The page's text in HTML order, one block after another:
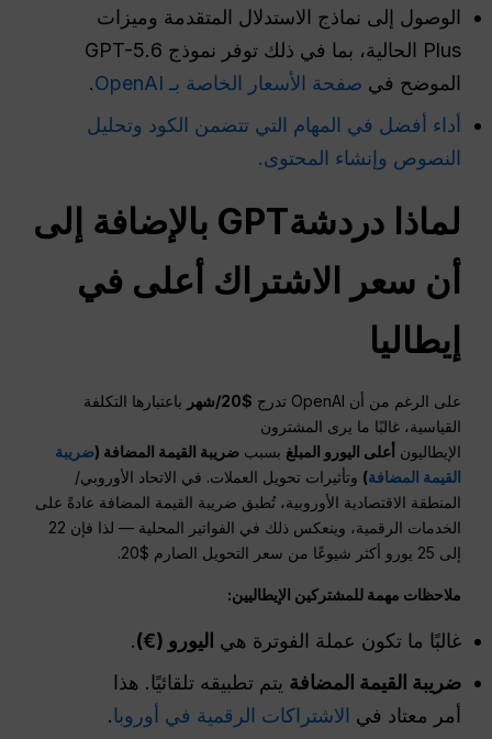
الوصول إلى نماذج الاستدلال المتقدمة وميزات
Plus الحالية، بما في ذلك توفر نموذج GPT-5.6
الموضح في صفحة الأسعار الخاصة بـ OpenAI
.
أداء أفضل في المهام التي تتضمن الكود وتحليل
النصوص وإنشاء المحتوى.
لماذادردشةGPT
بالإضافة إلى
أن سعر الاشتراك أعلى في
إيطاليا
على الرغم من أن OpenAI تدرج $20/شهر
باعتبارها التكلفة
القياسية، غالبًا ما يرى المشترون
الإيطاليون أعلى اليورو المبلغ بسببضريبة القيمة المضافة (ضريبة
القيمة المضافة) وتأثيرات تحويل العملات. في الاتحاد الأوروبي/
المنطقة الاقتصادية الأوروبية، تُطبق ضريبة القيمة المضافة عادةً على
الخدمات الرقمية، وينعكس ذلك في الفواتير المحلية — لذا فإن 22
إلى 25 يورو أكثر شيوعًا من سعر التحويل الصارم $20.
ملاحظات مهمة للمشتركين الإيطاليين:
غالبًا ما تكون عملة الفوترة هي اليورو (€)
.
ضريبة القيمة المضافة يتم تطبيقه تلقائيًا. هذا
أمر معتاد في الاشتراكات الرقمية في أوروبا.